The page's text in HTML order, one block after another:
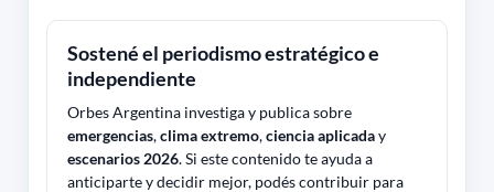
Sostené el periodismo estratégico e
independiente
Orbes Argentina investiga y publica sobre
emergencias,clima extremo,ciencia aplicaday
escenarios 2026. Si este contenido te ayuda a
anticiparte y decidir mejor, podés contribuir para